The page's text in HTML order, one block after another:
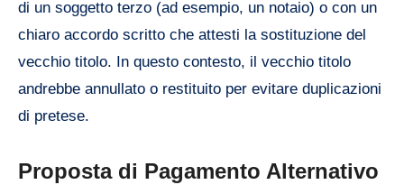
di un soggetto terzo (ad esempio, un notaio) o con un
chiaro accordo scritto che attesti la sostituzione del
vecchio titolo. In questo contesto, il vecchio titolo
andrebbe annullato o restituito per evitare duplicazioni
di pretese.
Proposta di Pagamento Alternativo